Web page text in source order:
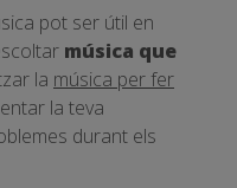
pot ser útil en
música que
la música per fer
la teva
durant els